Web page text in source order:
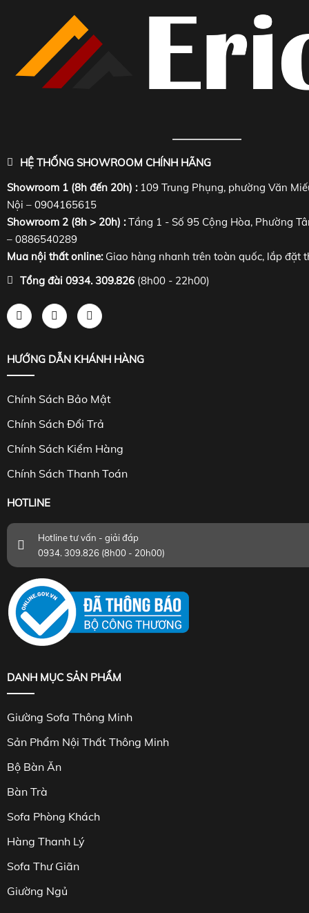
HỆ THỐNG SHOWROOM CHÍNH HÃNG
Showroom 1 (8h đến 20h) : 109 Trung Phụng, phường Văn
Nội – 0904165615
Showroom 2 (8h > 20h) :Tầng 1 - Số 95 Cộng Hòa, Phường
– 0886540289
Mua nội thất online:Giao hàng nhanh trên toàn quốc, lắp đặt
Tổng đài 0934. 309.826 (8h00 - 22h00)
HƯỚNG DẪN KHÁNH HÀNG
Chính Sách Bảo Mật
Chính Sách Đổi Trả
Chính Sách Kiểm Hàng
Chính Sách Thanh Toán
HOTLINE
Hotline tư vấn - giải đáp
0934. 309.826 (8h00 - 20h00)
DANH MỤC SẢN PHẨM
Giường Sofa Thông Minh
Sản Phẩm Nội Thất Thông Minh
Bộ Bàn Ăn
Bàn Trà
Sofa Phòng Khách
Hàng Thanh Lý
Sofa Thư Giãn
Giường Ngủ